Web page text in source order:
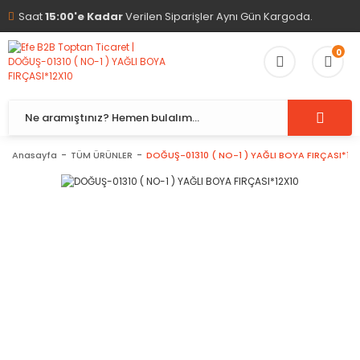
Saat15:00'e KadarVerilen Siparişler Aynı Gün Kargoda.
0
Anasayfa TÜM ÜRÜNLER DOĞUŞ-01310 ( NO-1 ) YAĞLI BOYA